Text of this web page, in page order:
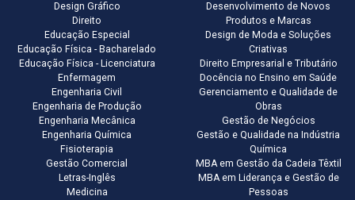
Design Gráfico
Direito
Educação Especial
Educação Física - Bacharelado
Educação Física - Licenciatura
Enfermagem
Engenharia Civil
Engenharia de Produção
Engenharia Mecânica
Engenharia Química
Fisioterapia
Gestão Comercial
Letras-Inglês
Medicina
Desenvolvimento de Novos
Produtos e Marcas
Design de Moda e Soluções
Criativas
Direito Empresarial e Tributário
Docência no Ensino em Saúde
Gerenciamento e Qualidade de
Obras
Gestão de Negócios
Gestão e Qualidade na Indústria
Química
MBA em Gestão da Cadeia Têxtil
MBA em Liderança e Gestão de
Pessoas